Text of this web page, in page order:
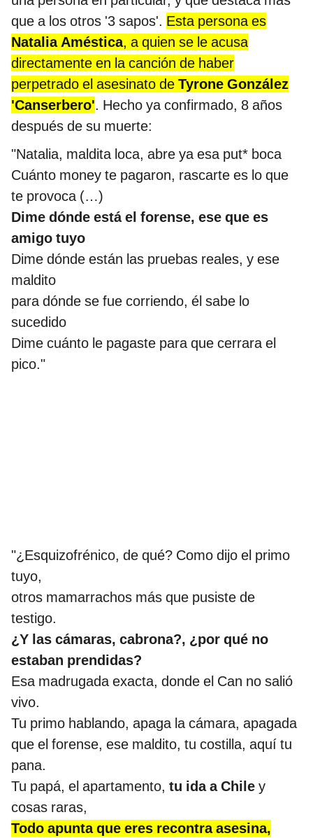
que a los otros '3 sapos'. Esta persona es
Natalia Améstica, a quien se le acusa
directamente en la canción de haber
perpetrado el asesinato de Tyrone González
'Canserbero'. Hecho ya confirmado, 8 años
después de su muerte:
"Natalia, maldita loca, abre ya esa put* boca
Cuánto money te pagaron, rascarte es lo que
te provoca (…)
Dime dónde está el forense, ese que es
amigo tuyo
Dime dónde están las pruebas reales, y ese
maldito
para dónde se fue corriendo, él sabe lo
sucedido
Dime cuánto le pagaste para que cerrara el
pico."
"¿Esquizofrénico, de qué? Como dijo el primo
tuyo,
otros mamarrachos más que pusiste de
testigo.
¿Y las cámaras, cabrona?, ¿por qué no
estaban prendidas?
Esa madrugada exacta, donde el Can no salió
vivo.
Tu primo hablando, apaga la cámara, apagada
que el forense, ese maldito, tu costilla, aquí tu
pana.
Tu papá, el apartamento, tu ida a Chile y
cosas raras,
Todo apunta que eres recontra asesina,